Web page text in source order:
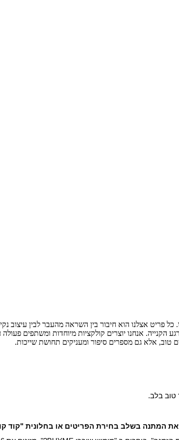
פריט אצלנו הוא חיבור בין השראה מהעבר לבין עיצוב
הקנייה. אנחנו יוצרים קולקציות מיוחדות ומשתפים
טוב, אלא גם מספרים סיפור ומעניקים תחושת שייכות.
טוב בלב.